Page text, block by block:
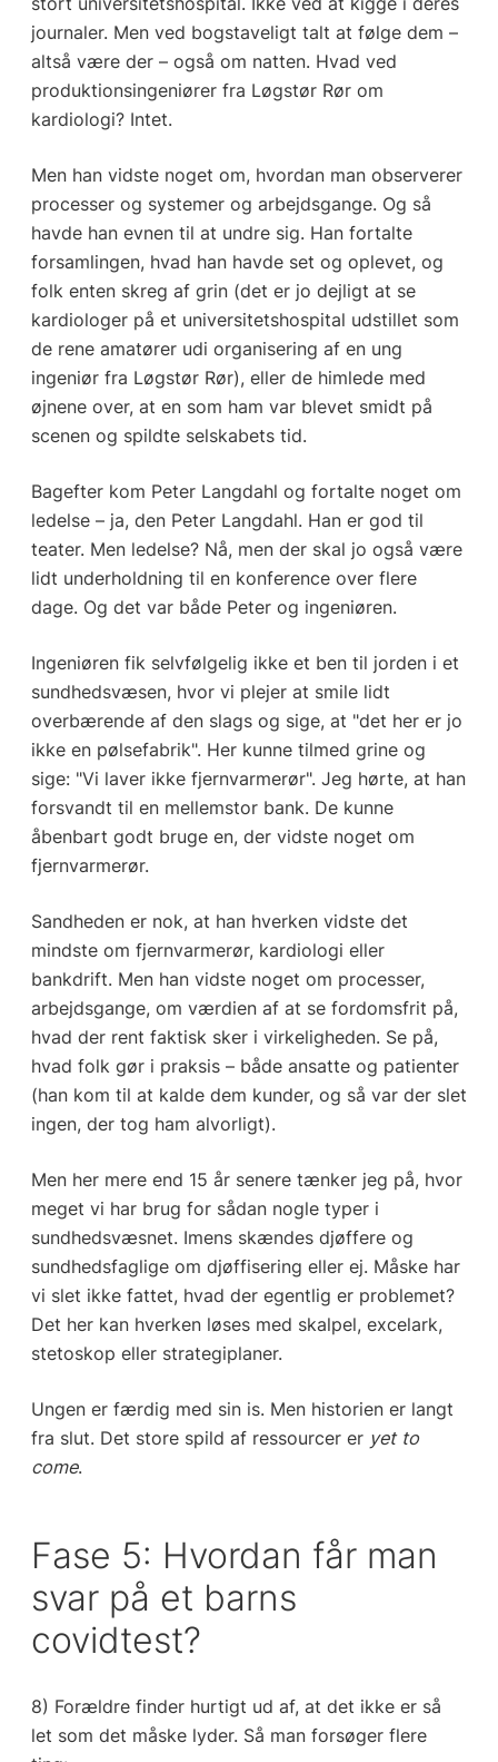
journaler. Men ved bogstaveligt talt at følge dem –
altså være der – også om natten. Hvad ved
produktionsingeniører fra Løgstør Rør om
kardiologi? Intet.
Men han vidste noget om, hvordan man observerer
processer og systemer og arbejdsgange. Og så
havde han evnen til at undre sig. Han fortalte
forsamlingen, hvad han havde set og oplevet, og
folk enten skreg af grin (det er jo dejligt at se
kardiologer på et universitetshospital udstillet som
de rene amatører udi organisering af en ung
ingeniør fra Løgstør Rør), eller de himlede med
øjnene over, at en som ham var blevet smidt på
scenen og spildte selskabets tid.
Bagefter kom Peter Langdahl og fortalte noget om
ledelse – ja, den Peter Langdahl. Han er god til
teater. Men ledelse? Nå, men der skal jo også være
lidt underholdning til en konference over flere
dage. Og det var både Peter og ingeniøren.
Ingeniøren fik selvfølgelig ikke et ben til jorden i et
sundhedsvæsen, hvor vi plejer at smile lidt
overbærende af den slags og sige, at "det her er jo
ikke en pølsefabrik". Her kunne tilmed grine og
sige: "Vi laver ikke fjernvarmerør". Jeg hørte, at han
forsvandt til en mellemstor bank. De kunne
åbenbart godt bruge en, der vidste noget om
fjernvarmerør.
Sandheden er nok, at han hverken vidste det
mindste om fjernvarmerør, kardiologi eller
bankdrift. Men han vidste noget om processer,
arbejdsgange, om værdien af at se fordomsfrit på,
hvad der rent faktisk sker i virkeligheden. Se på,
hvad folk gør i praksis – både ansatte og patienter
(han kom til at kalde dem kunder, og så var der slet
ingen, der tog ham alvorligt).
Men her mere end 15 år senere tænker jeg på, hvor
meget vi har brug for sådan nogle typer i
sundhedsvæsnet. Imens skændes djøffere og
sundhedsfaglige om djøffisering eller ej. Måske har
vi slet ikke fattet, hvad der egentlig er problemet?
Det her kan hverken løses med skalpel, excelark,
stetoskop eller strategiplaner.
Ungen er færdig med sin is. Men historien er langt
fra slut. Det store spild af ressourcer er yet to
come.
Fase 5: Hvordan får man
svar på et barns
covidtest?
8) Forældre finder hurtigt ud af, at det ikke er så
let som det måske lyder. Så man forsøger flere